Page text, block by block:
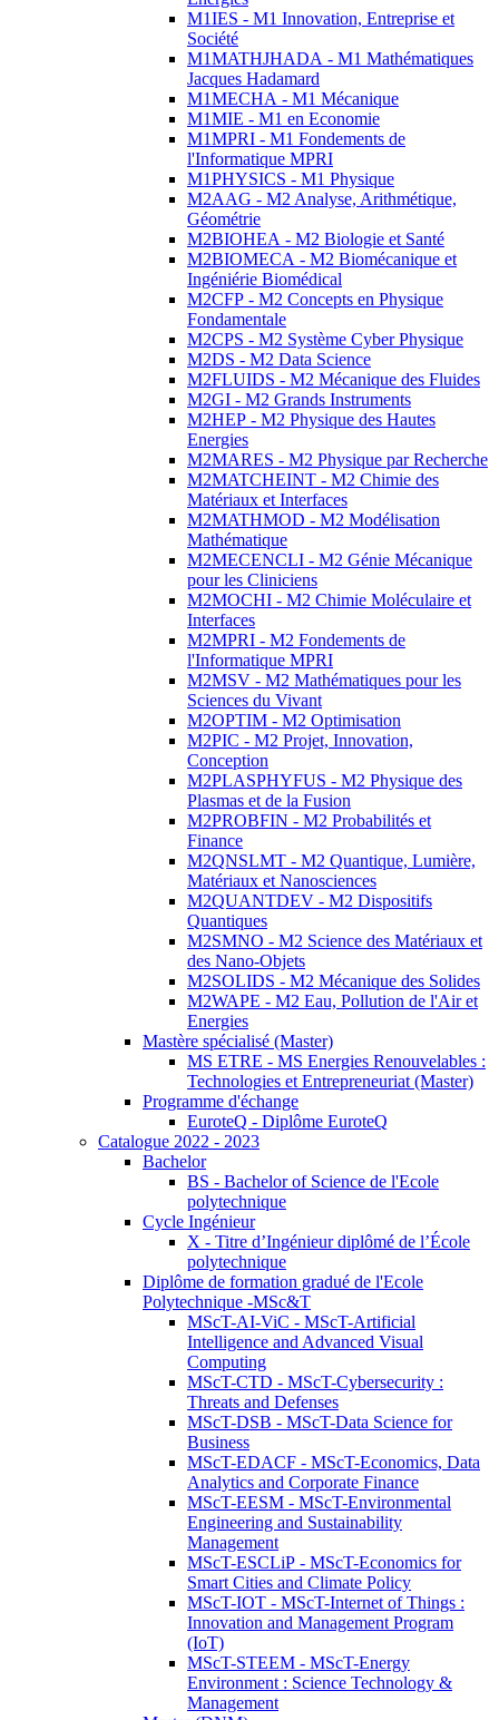
M1IES - M1 Innovation, Entreprise et
Société
M1MATHJHADA - M1 Mathématiques
Jacques Hadamard
M1MECHA - M1 Mécanique
M1MIE - M1 en Economie
M1MPRI - M1 Fondements de
l'Informatique MPRI
M1PHYSICS - M1 Physique
M2AAG - M2 Analyse, Arithmétique,
Géométrie
M2BIOHEA - M2 Biologie et Santé
M2BIOMECA - M2 Biomécanique et
Ingéniérie Biomédical
M2CFP - M2 Concepts en Physique
Fondamentale
M2CPS - M2 Système Cyber Physique
M2DS - M2 Data Science
M2FLUIDS - M2 Mécanique des Fluides
M2GI - M2 Grands Instruments
M2HEP - M2 Physique des Hautes
Energies
M2MARES - M2 Physique par Recherche
M2MATCHEINT - M2 Chimie des
Matériaux et Interfaces
M2MATHMOD - M2 Modélisation
Mathématique
M2MECENCLI - M2 Génie Mécanique
pour les Cliniciens
M2MOCHI - M2 Chimie Moléculaire et
Interfaces
M2MPRI - M2 Fondements de
l'Informatique MPRI
M2MSV - M2 Mathématiques pour les
Sciences du Vivant
M2OPTIM - M2 Optimisation
M2PIC - M2 Projet, Innovation,
Conception
M2PLASPHYFUS - M2 Physique des
Plasmas et de la Fusion
M2PROBFIN - M2 Probabilités et
Finance
M2QNSLMT - M2 Quantique, Lumière,
Matériaux et Nanosciences
M2QUANTDEV - M2 Dispositifs
Quantiques
M2SMNO - M2 Science des Matériaux et
des Nano-Objets
M2SOLIDS - M2 Mécanique des Solides
M2WAPE - M2 Eau, Pollution de l'Air et
Energies
Mastère spécialisé (Master)
MS ETRE - MS Energies Renouvelables :
Technologies et Entrepreneuriat (Master)
Programme d'échange
EuroteQ - Diplôme EuroteQ
Catalogue 2022 - 2023
Bachelor
BS - Bachelor of Science de l'Ecole
polytechnique
Cycle Ingénieur
X - Titre d’Ingénieur diplômé de l’École
polytechnique
Diplôme de formation gradué de l'Ecole
Polytechnique -MSc&T
MScT-AI-ViC - MScT-Artificial
Intelligence and Advanced Visual
Computing
MScT-CTD - MScT-Cybersecurity :
Threats and Defenses
MScT-DSB - MScT-Data Science for
Business
MScT-EDACF - MScT-Economics, Data
Analytics and Corporate Finance
MScT-EESM - MScT-Environmental
Engineering and Sustainability
Management
MScT-ESCLiP - MScT-Economics for
Smart Cities and Climate Policy
MScT-IOT - MScT-Internet of Things :
Innovation and Management Program
(IoT)
MScT-STEEM - MScT-Energy
Environment : Science Technology &
Management